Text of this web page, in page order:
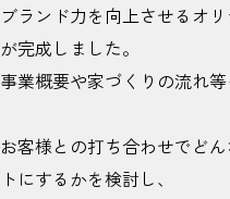
ブランド力を向上させるオ
が完成しました。
事業概要や家づくりの流れ等
お客様との打ち合わせでど
トにするかを検討し、